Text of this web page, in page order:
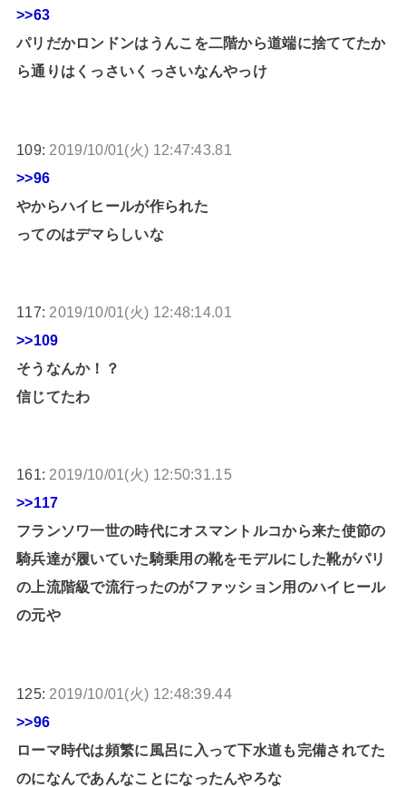
>>63
パリだかロンドンはうんこを二階から道端に捨ててたか
ら通りはくっさいくっさいなんやっけ
109: 2019/10/01(火) 12:47:43.81
>>96
やからハイヒールが作られた
ってのはデマらしいな
117: 2019/10/01(火) 12:48:14.01
>>109
そうなんか！？
信じてたわ
161: 2019/10/01(火) 12:50:31.15
>>117
フランソワ一世の時代にオスマントルコから来た使節の
騎兵達が履いていた騎乗用の靴をモデルにした靴がパリ
の上流階級で流行ったのがファッション用のハイヒール
の元や
125: 2019/10/01(火) 12:48:39.44
>>96
ローマ時代は頻繁に風呂に入って下水道も完備されてた
のになんであんなことになったんやろな